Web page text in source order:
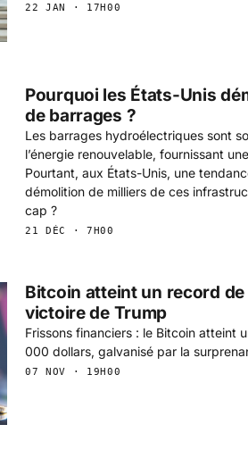
22 JAN · 17H00
Pourquoi les États-Unis
de barrages ?
Les barrages hydroélectriques sont
l’énergie renouvelable, fournissant
Pourtant, aux États-Unis, une
démolition de milliers de ces
cap ?
21 DÉC · 7H00
Bitcoin atteint un record
victoire de Trump
Frissons financiers : le Bitcoin atteint
000 dollars, galvanisé par la
07 NOV · 19H00